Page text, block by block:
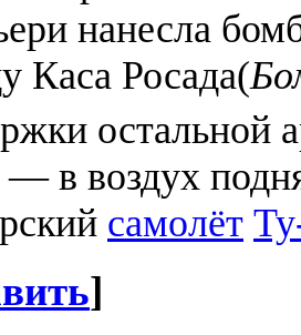
нанесла
Каса Росада(
остальной
— в воздух
самолёт
]